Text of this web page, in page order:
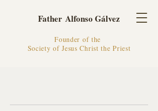
Father Alfonso Gálvez
Founder of the
Society of Jesus Christ the Priest